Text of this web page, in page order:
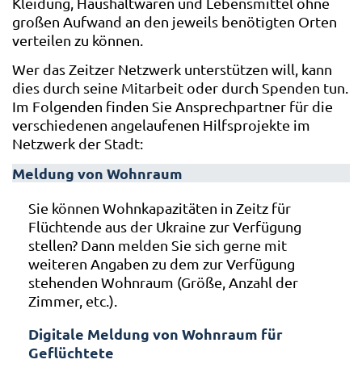
großen Aufwand an den jeweils benötigten Orten
verteilen zu können.
Wer das Zeitzer Netzwerk unterstützen will, kann
dies durch seine Mitarbeit oder durch Spenden tun.
Im Folgenden finden Sie Ansprechpartner für die
verschiedenen angelaufenen Hilfsprojekte im
Netzwerk der Stadt:
Meldung von Wohnraum
Sie können Wohnkapazitäten in Zeitz für
Flüchtende aus der Ukraine zur Verfügung
stellen? Dann melden Sie sich gerne mit
weiteren Angaben zu dem zur Verfügung
stehenden Wohnraum (Größe, Anzahl der
Zimmer, etc.).
Digitale Meldung von Wohnraum für
Geflüchtete